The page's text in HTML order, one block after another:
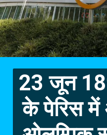
23 जून
के पेरिस में